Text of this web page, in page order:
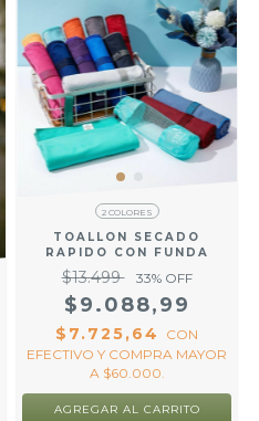
2 COLORES
TOALLON SECADO
RAPIDO CON FUNDA
$13.499 33% OFF
$9.088,99
$7.725,64
CON
EFECTIVO Y COMPRA MAYOR
A $60.000.
AGREGAR AL CARRITO